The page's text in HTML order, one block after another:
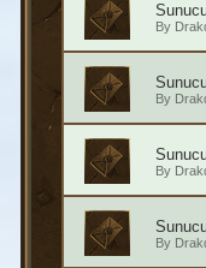
By
By
By
By